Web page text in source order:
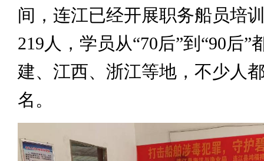
间，连江已经开展职务船员培
219人，学员从“70后”到“90后”
建、江西、浙江等地，不少人
名。